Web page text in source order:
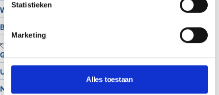
Statistieken
Marketing
Alles toestaan
Website laten maken in Groningen
Bekijk alle locaties
Gratis Logo Maker
UTM Builder
Meta Snippet Generator